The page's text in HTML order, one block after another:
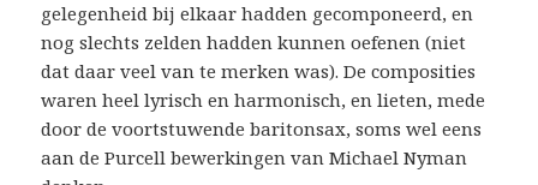
gelegenheid bij elkaar hadden gecomponeerd, en
nog slechts zelden hadden kunnen oefenen (niet
dat daar veel van te merken was). De composities
waren heel lyrisch en harmonisch, en lieten, mede
door de voortstuwende baritonsax, soms wel eens
aan de Purcell bewerkingen van Michael Nyman